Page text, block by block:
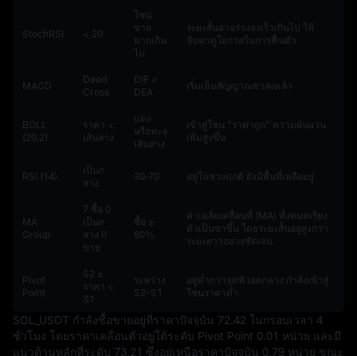
StochRSI < 20
โซน
ขาย
มากเกิน
ไป
ระยะสั้นอาจร่วงลงเร็วเกินไป ให้
จับตาดูโอกาสในการฟื้นตัว
MACD
Dead
Cross
DIF <
DEA
เริ่มเห็นสัญญาณขาลงแล้ว
BOLL
(20,2)
ราคา <
เส้นล่าง
แตะ
หรือทะลุ
เส้นล่าง
เข้าสู่โซน "ราคาถูก" ความผันผวน
เพิ่มสูงขึ้น
RSI (14)
เป็นก
ลาง
30‑70 อยู่ในช่วงปกติ ยังมีพื้นที่เหลืออยู่
MA
Group
7 ซื้อ 0
เป็นก
ลาง 0
ขาย
ซื้อ ≥
80%
ค่าเฉลี่ยเคลื่อนที่ (MA) ทั้งหมดเรียง
ตัวเป็นขาขึ้น โดยระยะสั้นอยู่สูงกว่า
ระยะยาวอย่างชัดเจน
Pivot
Point
S2 ≤
ราคา <
S1
ระหว่าง
S2-S1
อยู่ต่ำกว่าจุดพิวอตกลาง กำลังเข้าสู่
โซนราคาต่ำ
SOL_USDT กำลังซื้อขายอยู่ที่ราคาปัจจุบัน 72.42 ในกรอบเวลา 4
ชั่วโมง โดยราคาเคลื่อนตัวอยู่ใต้ระดับ Pivot Point 0.01 หน่วย และมี
แนวต้านหลักที่ระดับ 73.21 ซึ่งอยู่เหนือราคาปัจจุบัน 0.79 หน่วย ขณะ